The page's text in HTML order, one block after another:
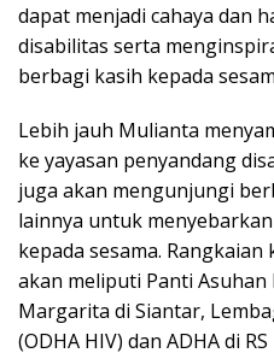
dapat menjadi cahaya dan
disabilitas serta
berbagi kasih kepada
Lebih jauh Mulianta
ke yayasan penyandang
juga akan mengunjungi
lainnya untuk
kepada sesama.
akan meliputi Panti Asuhan
Margarita di Siantar,
(ODHA HIV) dan ADHA di